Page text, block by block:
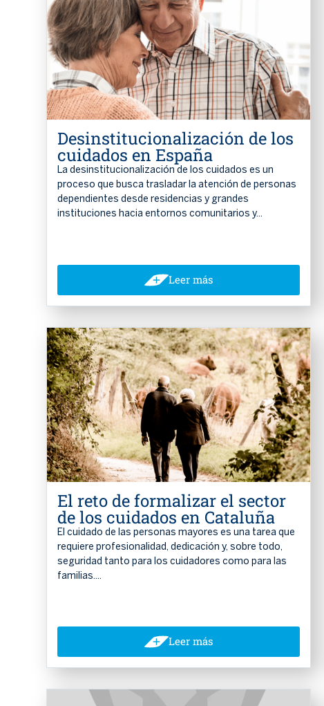
Desinstitucionalización de los
cuidados en España
La desinstitucionalización de los cuidados es un
proceso que busca trasladar la atención de personas
dependientes desde residencias y grandes
instituciones hacia entornos comunitarios y...
Leer más
El reto de formalizar el sector
de los cuidados en Cataluña
El cuidado de las personas mayores es una tarea que
requiere profesionalidad, dedicación y, sobre todo,
seguridad tanto para los cuidadores como para las
familias....
Leer más